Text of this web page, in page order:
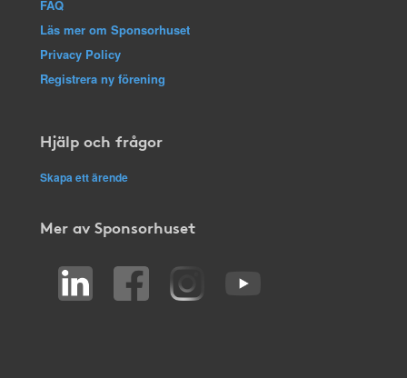
FAQ
Läs mer om Sponsorhuset
Privacy Policy
Registrera ny förening
Hjälp och frågor
Skapa ett ärende
Mer av Sponsorhuset